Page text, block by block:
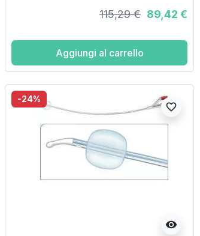
ORIGO CH12 UOMO NELATON
115,29 € 89,42 €
Aggiungi al carrello
-24%
visibility
favorite_border